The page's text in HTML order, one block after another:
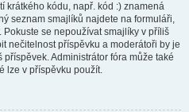
krátkého kódu, např. kód :) znamená
seznam smajlíků najdete na formuláři,
se nepoužívat smajlíky v příliš
nečitelnost příspěvku a moderátoři by je
Administrátor fóra může také
lze v příspěvku použít.